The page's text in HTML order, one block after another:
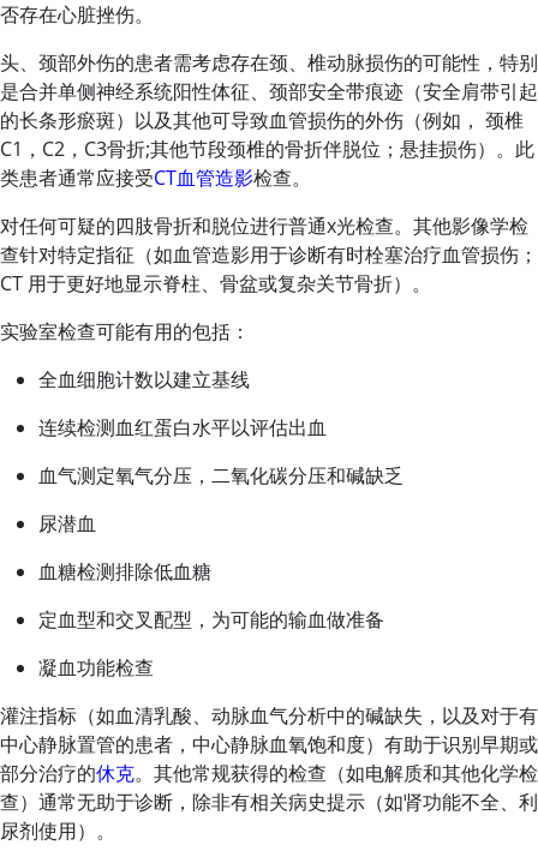
否存在心脏挫伤。
头、颈部外伤的患者需考虑存在颈、椎动脉损伤的可能性，特别
是合并单侧神经系统阳性体征、颈部安全带痕迹（安全肩带引起
的长条形瘀斑）以及其他可导致血管损伤的外伤（例如， 颈椎
C1，C2，C3骨折;其他节段颈椎的骨折伴脱位；悬挂损伤）。此
类患者通常应接受CT血管造影检查。
对任何可疑的四肢骨折和脱位进行普通x光检查。其他影像学检
查针对特定指征（如血管造影用于诊断有时栓塞治疗血管损伤；
CT 用于更好地显示脊柱、骨盆或复杂关节骨折）。
实验室检查可能有用的包括：
全血细胞计数以建立基线
连续检测血红蛋白水平以评估出血
血气测定氧气分压，二氧化碳分压和碱缺乏
尿潜血
血糖检测排除低血糖
定血型和交叉配型，为可能的输血做准备
凝血功能检查
灌注指标（如血清乳酸、动脉血气分析中的碱缺失，以及对于有
中心静脉置管的患者，中心静脉血氧饱和度）有助于识别早期或
部分治疗的休克。其他常规获得的检查（如电解质和其他化学检
查）通常无助于诊断，除非有相关病史提示（如肾功能不全、利
尿剂使用）。